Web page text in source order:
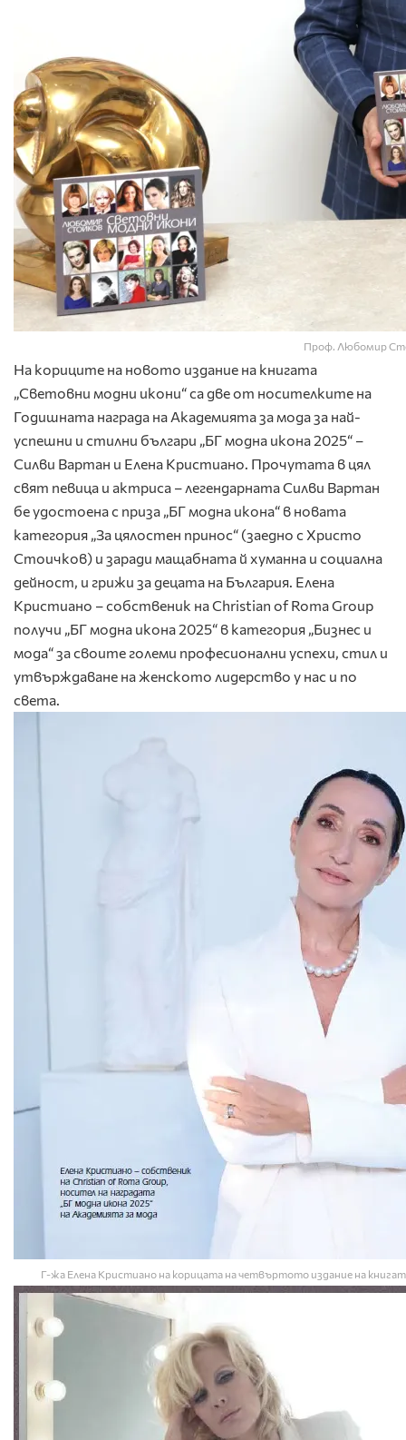
Проф. Любомир
На кориците на новото издание на книгата
„Световни модни икони“ са две от носителките на
Годишната награда на Академията за мода за най-
успешни и стилни българи „БГ модна икона 2025“ –
Силви Вартан и Елена Кристиано. Прочутата в цял
свят певица и актриса – легендарната Силви Вартан
бе удостоена с приза „БГ модна икона“ в новата
категория „За цялостен принос“ (заедно с Христо
Стоичков) и заради мащабната й хуманна и социална
дейност, и грижи за децата на България. Елена
Кристиано – собственик на Christian of Roma Group
получи „БГ модна икона 2025“ в категория „Бизнес и
мода“ за своите големи професионални успехи, стил и
утвърждаване на женското лидерство у нас и по
света.
Г-жа Елена Кристиано на корицата на четвъртото издание на